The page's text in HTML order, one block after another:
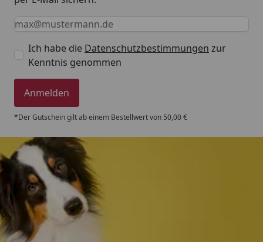
Keine Eingabe erforderlich
Eingabe erforderlich
E-Mail *
Ich habe die Datenschutzbestimmungen zur
Kenntnis genommen
Anmelden
*Der Gutschein gilt ab einem Bestellwert von 50,00 €
Trusted Shops